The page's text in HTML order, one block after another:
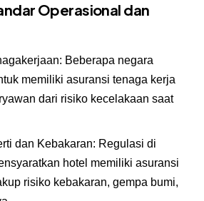
Operasional dan
Beberapa negara
memiliki asuransi tenaga kerja
dari risiko kecelakaan saat
dan Kebakaran: Regulasi di
hotel memiliki asuransi
risiko kebakaran, gempa bumi,